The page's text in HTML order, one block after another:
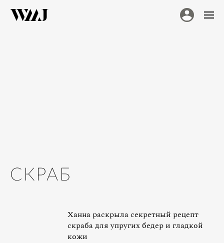
СКРАБ
Ханна раскрыла секретный рецепт
скраба для упругих бедер и гладкой
кожи